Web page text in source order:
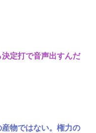
定打で音声出すんだ
物ではない。権力の